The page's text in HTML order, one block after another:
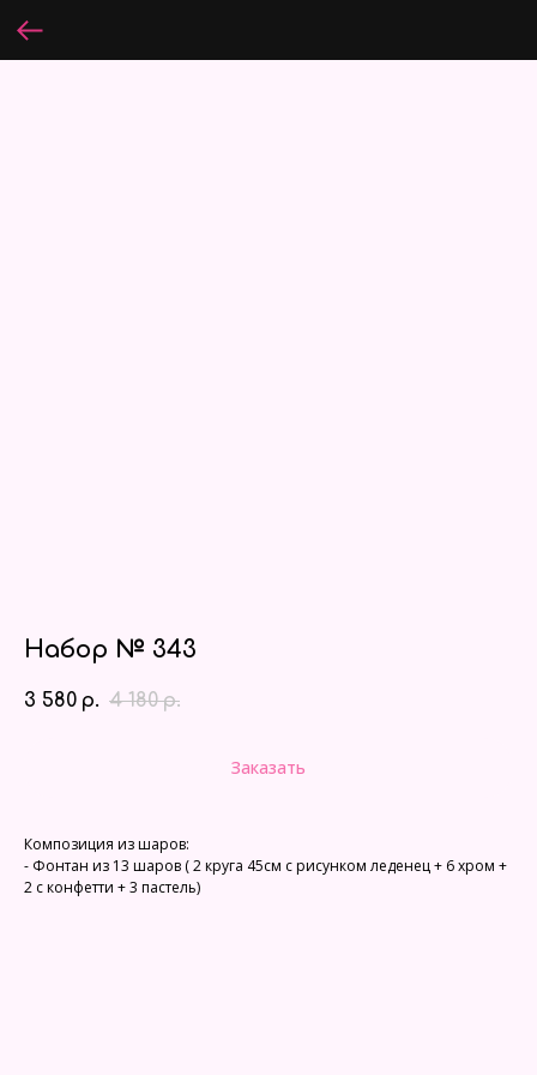
Набор № 343
3 580 р. 4 180 р.
Заказать
Композиция из шаров:
- Фонтан из 13 шаров ( 2 круга 45см с рисунком леденец + 6 хром +
2 с конфетти + 3 пастель)